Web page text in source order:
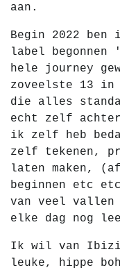
aan.
Begin 2022
label
hele journey
zoveelste 13 in
die alles
echt zelf
ik zelf heb
zelf tekenen,
laten maken,
beginnen etc
van veel vallen
elke dag nog
Ik wil van
leuke, hippe